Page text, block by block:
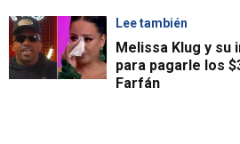
Lee también
Melissa Klug y su
para pagarle los
Farfán